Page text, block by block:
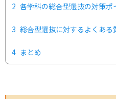
2 各学科の総合型選抜の対策ポ
3 総合型選抜に対するよくある
4 まとめ